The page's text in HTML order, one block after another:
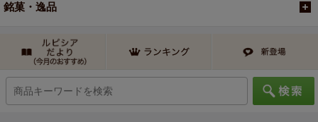
銘菓・逸品